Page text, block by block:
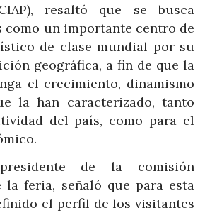
resaltó que se busca
como un importante centro de
de clase mundial por su
geográfica, a fin de que la
el crecimiento, dinamismo
la han caracterizado, tanto
del país, como para el
de la comisión
la feria, señaló que para esta
el perfil de los visitantes